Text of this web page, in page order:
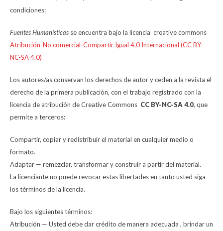
condiciones:
Fuentes Humanísticas se encuentra bajo la licencia creative commons
Atribución-No comercial-Compartir Igual 4.0 Internacional (CC BY-
NC-SA 4.0)
Los autores/as conservan los derechos de autor y ceden a la revista el
derecho de la primera publicación, con el trabajo registrado con la
licencia de atribución de Creative Commons CC BY-NC-SA 4.0, que
permite a terceros:
Compartir, copiar y redistribuir el material en cualquier medio o
formato.
Adaptar — remezclar, transformar y construir a partir del material.
La licenciante no puede revocar estas libertades en tanto usted siga
los términos de la licencia.
Bajo los siguientes términos:
Atribución — Usted debe dar crédito de manera adecuada , brindar un